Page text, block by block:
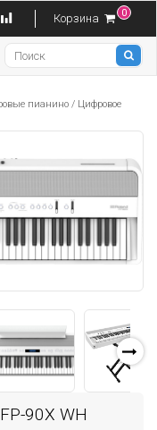
Корзина 0
пианино / Цифровое
90X WH